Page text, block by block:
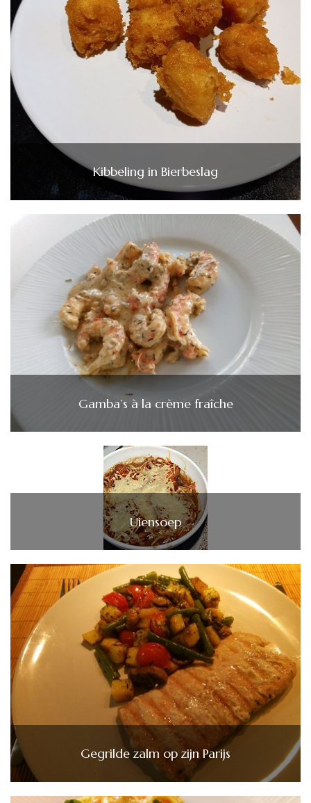
Kibbeling in Bierbeslag
Gamba’s à la crème fraîche
Uiensoep
Gegrilde zalm op zijn Parijs